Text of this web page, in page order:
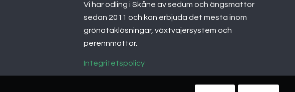
Vi har odling i Skåne av sedum och ängsmattor
sedan 2011 och kan erbjuda det mesta inom
grönataklösningar, växtvajersystem och
perennmattor.
Integritetspolicy